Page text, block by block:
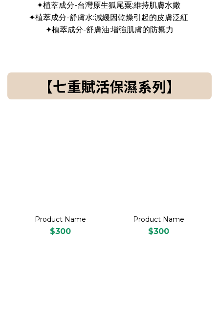
✦植萃成分-台灣原生狐尾粟:維持肌膚水嫩
✦植萃成分-舒膚水:減緩因乾燥引起的皮膚泛紅
✦植萃成分-舒膚油:增強肌膚的防禦力
【七重賦活保濕系列】
Product Name
$300
Product Name
$300